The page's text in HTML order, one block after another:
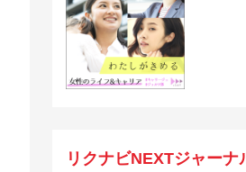
リクナビNEXTジャーナ